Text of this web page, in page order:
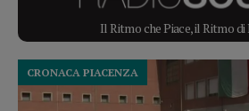
Il Ritmo che Piace, il Ritmo di
CRONACA PIACENZA